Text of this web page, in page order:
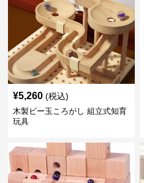
¥5,260 (税込)
木製ビー玉ころがし 組立式知育
玩具